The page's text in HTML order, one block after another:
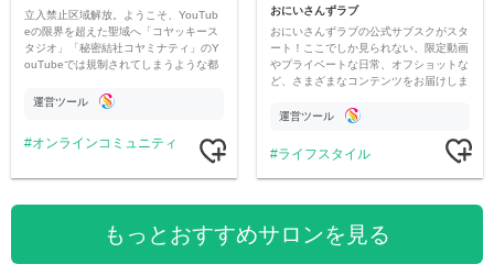
立入禁止区域解放。ようこそ、YouTub
eの限界を超えた聖域へ「コヤッキース
タジオ」「秘密結社コヤミナティ」のY
ouTubeでは規制されてしまうような都
公開。
運営ツール
オンラインコミュニティ
おにいさんずラブ
おにいさんずラブの公式サブスクがスタ
ート！ここでしか見られない、限定動画
やプライベートな日常、オフショットな
ど、さまざまなコンテンツをお届けしま
運営ツール
ライフスタイル
もっとおすすめサロンを見る